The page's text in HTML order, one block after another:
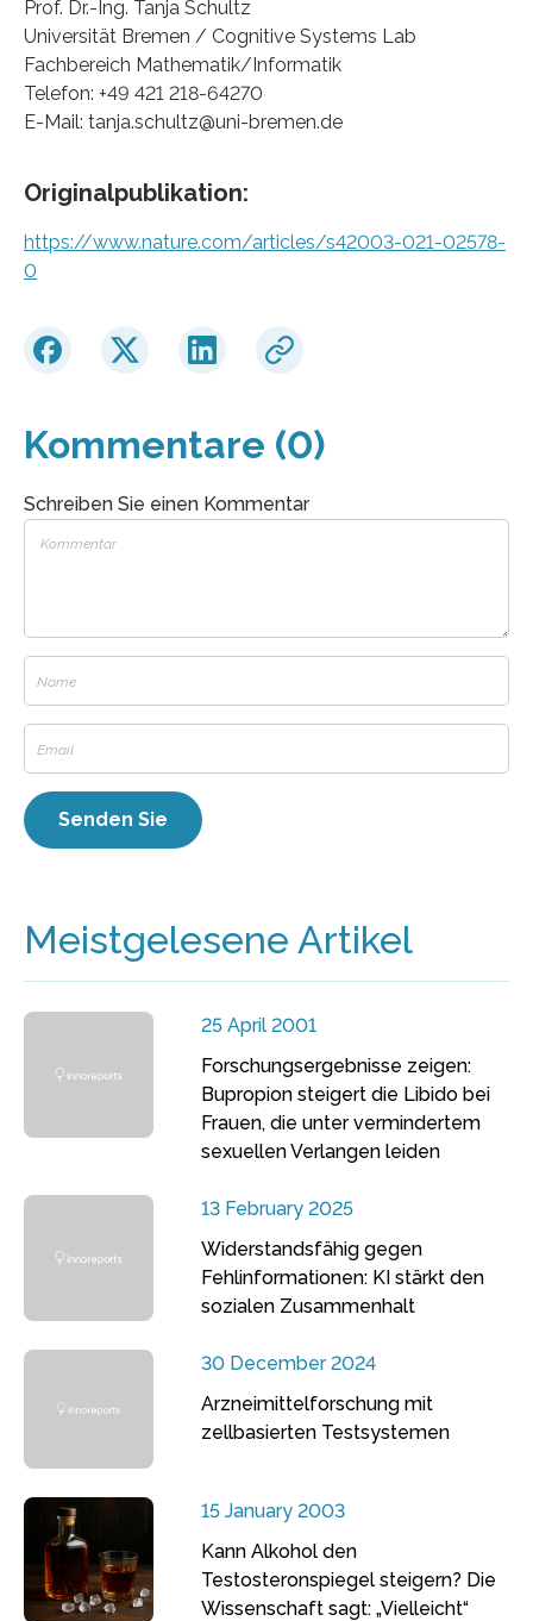
Prof. Dr.-Ing. Tanja Schultz
Universität Bremen / Cognitive Systems Lab
Fachbereich Mathematik/Informatik
Telefon: +49 421 218-64270
E-Mail: tanja.schultz@uni-bremen.de
Originalpublikation:
https://www.nature.com/articles/s42003-021-02578-
0
Kommentare (0)
Schreiben Sie einen Kommentar
Meistgelesene Artikel
25 April 2001
Forschungsergebnisse zeigen:
Bupropion steigert die Libido bei
Frauen, die unter vermindertem
sexuellen Verlangen leiden
13 February 2025
Widerstandsfähig gegen
Fehlinformationen: KI stärkt den
sozialen Zusammenhalt
30 December 2024
Arzneimittelforschung mit
zellbasierten Testsystemen
15 January 2003
Kann Alkohol den
Testosteronspiegel steigern? Die
Wissenschaft sagt: „Vielleicht“